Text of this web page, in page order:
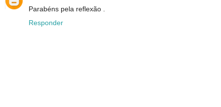
Parabéns pela reflexão .
Responder